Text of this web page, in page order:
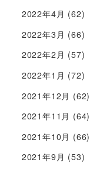
2022年4月 (62)
2022年3月 (66)
2022年2月 (57)
2022年1月 (72)
2021年12月 (62)
2021年11月 (64)
2021年10月 (66)
2021年9月 (53)